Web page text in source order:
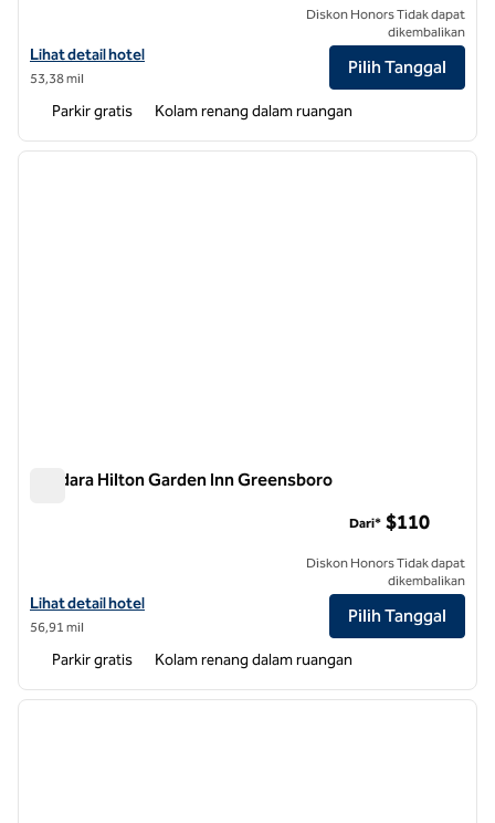
Lihat detail hotel untuk Hilton Garden Inn Greensboro
Lihat detail hotel
53,38 mil
Diskon Honors Tidak dapat
dikembalikan
Pilih Tanggal
Parkir gratis Kolam renang dalam ruangan
1 dari 12
Bandara Hilton Garden Inn Greensboro
Lihat detail hotel untuk Bandara Hilton Garden Inn Greensboro
Lihat detail hotel
56,91 mil
Dari* $110
Diskon Honors Tidak dapat
dikembalikan
Pilih Tanggal
Parkir gratis Kolam renang dalam ruangan
1 dari 12